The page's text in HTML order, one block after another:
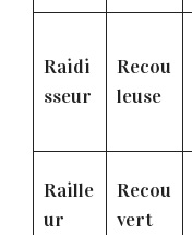
Raidi
sseur
Recou
leuse
Raille
ur
Recou
vert